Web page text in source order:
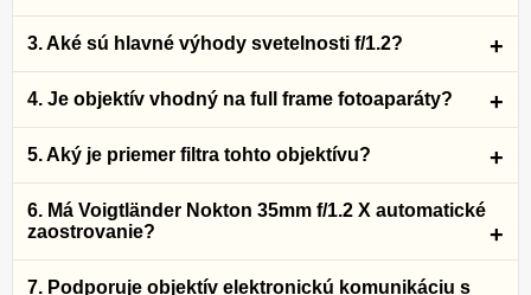
3. Aké sú hlavné výhody svetelnosti f/1.2?
4. Je objektív vhodný na full frame fotoaparáty?
5. Aký je priemer filtra tohto objektívu?
6. Má Voigtländer Nokton 35mm f/1.2 X automatické
zaostrovanie?
7. Podporuje objektív elektronickú komunikáciu s